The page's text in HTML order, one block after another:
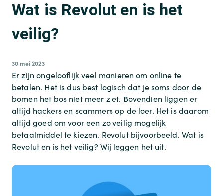
Wat is Revolut en is het
veilig?
30 mei 2023
Er zijn ongelooflijk veel manieren om online te
betalen. Het is dus best logisch dat je soms door de
bomen het bos niet meer ziet. Bovendien liggen er
altijd hackers en scammers op de loer. Het is daarom
altijd goed om voor een zo veilig mogelijk
betaalmiddel te kiezen. Revolut bijvoorbeeld. Wat is
Revolut en is het veilig? Wij leggen het uit.